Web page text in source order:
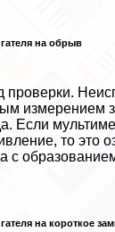
на обрыв
проверки.
измерением
Если
то это
с
на короткое